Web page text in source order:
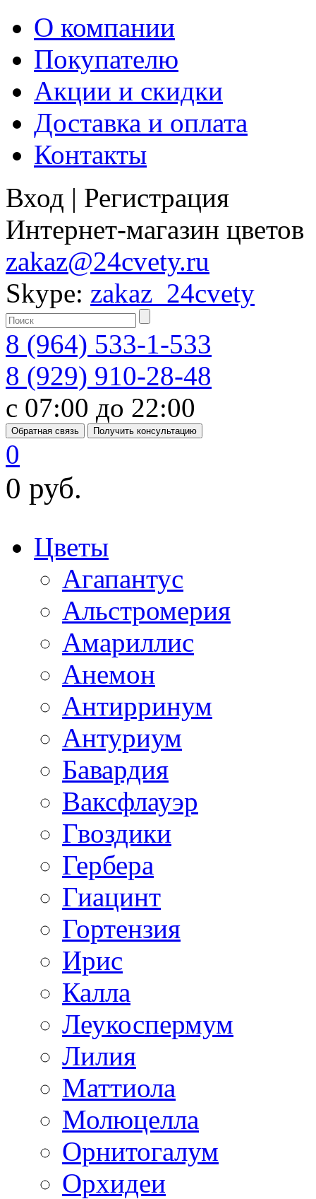
О компании
Покупателю
Акции и скидки
Доставка и оплата
Контакты
Вход | Регистрация
Интернет-магазин цветов
zakaz@24cvety.ru
Skype: zakaz_24cvety
8 (964) 533-1-533
8 (929) 910-28-48
с 07:00 до 22:00
Обратная связь Получить консультацию
0
0 руб.
Цветы
Агапантус
Альстромерия
Амариллис
Анемон
Антирринум
Антуриум
Бавардия
Ваксфлауэр
Гвоздики
Гербера
Гиацинт
Гортензия
Ирис
Калла
Леукоспермум
Лилия
Маттиола
Молюцелла
Орнитогалум
Орхидеи